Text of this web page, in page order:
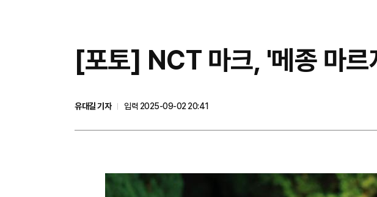
[포토] NCT 마크, '메종 마르
유대길 기자
입력 2025-09-02 20:41